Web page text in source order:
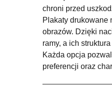
chroni przed
Plakaty drukowane
obrazów. Dzięki
ramy, a ich
Każda opcja
preferencji oraz